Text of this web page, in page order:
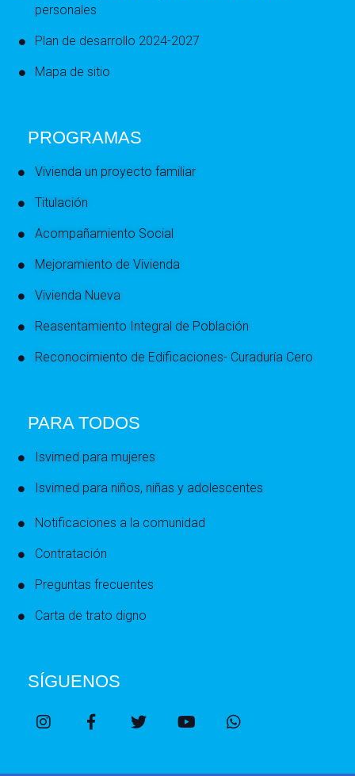
personales
Plan de desarrollo 2024-2027
Mapa de sitio
PROGRAMAS
Vivienda un proyecto familiar
Titulación
Acompañamiento Social
Mejoramiento de Vivienda
Vivienda Nueva
Reasentamiento Integral de Población
Reconocimiento de Edificaciones- Curaduría Cero
PARA TODOS
Isvimed para mujeres
Isvimed para niños, niñas y adolescentes
Notificaciones a la comunidad
Contratación
Preguntas frecuentes
Carta de trato digno
SÍGUENOS